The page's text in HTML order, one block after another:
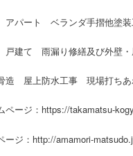
アパート ベランダ手摺他塗
戸建て 雨漏り修繕及び外壁・
造 屋上防水工事 現場打ちあ
ページ：https://takamatsu-
ージ：http://amamori-